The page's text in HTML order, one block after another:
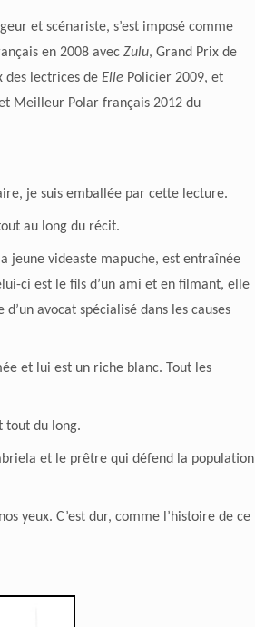
et scénariste, s’est imposé comme
en 2008 avec Zulu, Grand Prix de
des lectrices de Elle Policier 2009, et
Meilleur Polar français 2012 du
je suis emballée par cette lecture.
au long du récit.
jeune videaste mapuche, est entraînée
ci est le fils d’un ami et en filmant, elle
avocat spécialisé dans les causes
et lui est un riche blanc. Tout les
tout du long.
et le prêtre qui défend la population
yeux. C’est dur, comme l’histoire de ce